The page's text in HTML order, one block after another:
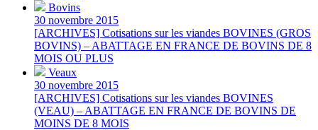
Bovins
30 novembre 2015
[ARCHIVES] Cotisations sur les viandes BOVINES (GROS
BOVINS) – ABATTAGE EN FRANCE DE BOVINS DE 8
MOIS OU PLUS
Veaux
30 novembre 2015
[ARCHIVES] Cotisations sur les viandes BOVINES
(VEAU) – ABATTAGE EN FRANCE DE BOVINS DE
MOINS DE 8 MOIS